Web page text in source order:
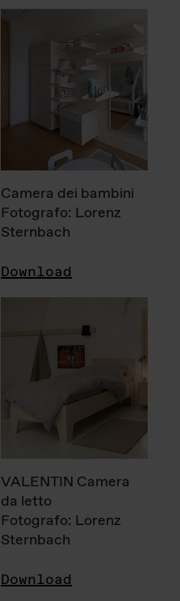
Camera dei bambini
Fotografo: Lorenz
Sternbach
Download
VALENTIN Camera
da letto
Fotografo: Lorenz
Sternbach
Download